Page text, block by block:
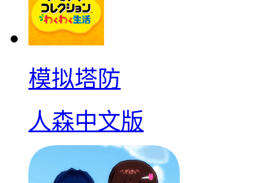
模拟塔防
人森中文版